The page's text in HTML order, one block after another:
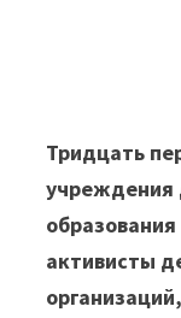
Тридцать
учреждения
активисты